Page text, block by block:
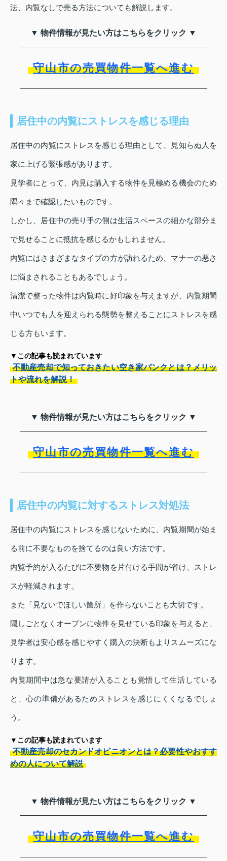
法、内覧なしで売る方法についても解説します。
▼ 物件情報が見たい方はこちらをクリック ▼
守山市の売買物件一覧へ進む
居住中の内覧にストレスを感じる理由
居住中の内覧にストレスを感じる理由として、見知らぬ人を
家に上げる緊張感があります。
見学者にとって、内見は購入する物件を見極める機会のため
隅々まで確認したいものです。
しかし、居住中の売り手の側は生活スペースの細かな部分ま
で見せることに抵抗を感じるかもしれません。
内覧にはさまざまなタイプの方が訪れるため、マナーの悪さ
に悩まされることもあるでしょう。
清潔で整った物件は内覧時に好印象を与えますが、内覧期間
中いつでも人を迎えられる態勢を整えることにストレスを感
じる方もいます。
▼この記事も読まれています
不動産売却で知っておきたい空き家バンクとは？メリッ
トや流れを解説！
▼ 物件情報が見たい方はこちらをクリック ▼
守山市の売買物件一覧へ進む
居住中の内覧に対するストレス対処法
居住中の内覧にストレスを感じないために、内覧期間が始ま
る前に不要なものを捨てるのは良い方法です。
内覧予約が入るたびに不要物を片付ける手間が省け、ストレ
スが軽減されます。
また「見ないでほしい箇所」を作らないことも大切です。
隠しごとなくオープンに物件を見せている印象を与えると、
見学者は安心感を感じやすく購入の決断もよりスムーズにな
ります。
内覧期間中は急な要請が入ることも覚悟して生活している
と、心の準備があるためストレスを感じにくくなるでしょ
う。
▼この記事も読まれています
不動産売却のセカンドオピニオンとは？必要性やおすす
めの人について解説
▼ 物件情報が見たい方はこちらをクリック ▼
守山市の売買物件一覧へ進む